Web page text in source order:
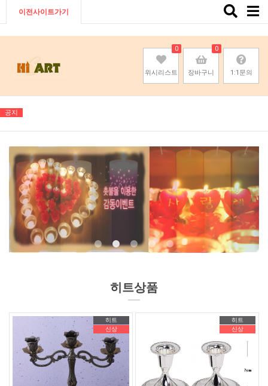
이전사이트가기
Toggle
위시리스트
0
장바구니
0
1:1문의
공지
기존회원님은 pc나 모바일에서 이전아이디로 로그인하시면됩니다
기존회원님은 pc나 모바일에서 이전아이디로 로그인하시면됩니다
기존회원님은 pc나 모바일에서 이전아이디로 로그인하시면됩니다
히트상품
히트
신상
히트
신상